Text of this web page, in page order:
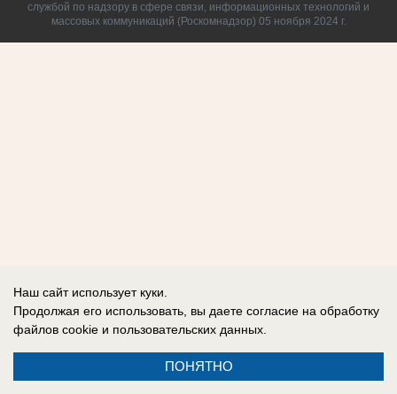
службой по надзору в сфере связи, информационных технологий и
массовых коммуникаций (Роскомнадзор) 05 ноября 2024 г.
Наш сайт использует куки.
Продолжая его использовать, вы даете согласие на обработку
файлов cookie и пользовательских данных.
ПОНЯТНО